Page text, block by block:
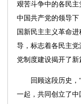
艰苦斗争中的各民
中国共产党的领导
国新民主主义革命
导，标志着各民主
党制度建设揭开了新
回顾这段历史，“
一起，共同创立了